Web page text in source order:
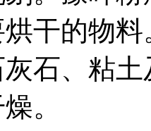
干的物
石、粘
。